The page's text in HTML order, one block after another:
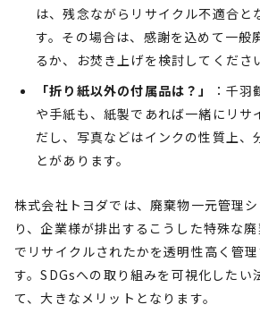
は、残念ながらリサイクル不適合と
す。その場合は、感謝を込めて一般
るか、お焚き上げを検討してくださ
「折り紙以外の付属品は？」
：千
や手紙も、紙製であれば一緒にリサ
だし、写真などはインクの性質上、
とがあります。
株式会社トヨダでは、廃棄物一元管理
り、企業様が排出するこうした特殊な
でリサイクルされたかを透明性高く管
す。SDGsへの取り組みを可視化したい
て、大きなメリットとなります。